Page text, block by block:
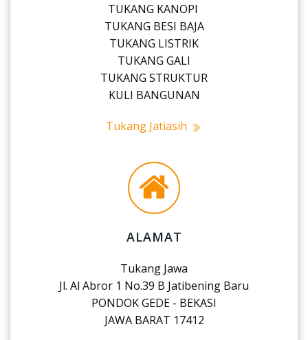
TUKANG KANOPI
TUKANG BESI BAJA
TUKANG LISTRIK
TUKANG GALI
TUKANG STRUKTUR
KULI BANGUNAN
Tukang Jatiasih
ALAMAT
Tukang Jawa
Jl. Al Abror 1 No.39 B Jatibening Baru
PONDOK GEDE - BEKASI
JAWA BARAT 17412